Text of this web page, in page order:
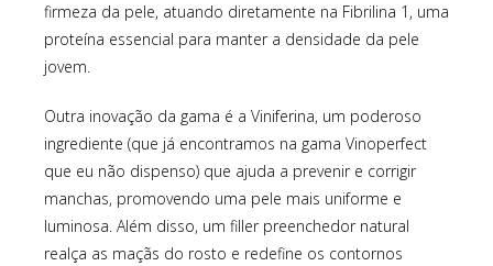
firmeza da pele, atuando diretamente na Fibrilina 1, uma
proteína essencial para manter a densidade da pele
jovem.
Outra inovação da gama é a Viniferina, um poderoso
ingrediente (que já encontramos na gama Vinoperfect
que eu não dispenso) que ajuda a prevenir e corrigir
manchas, promovendo uma pele mais uniforme e
luminosa. Além disso, um filler preenchedor natural
realça as maçãs do rosto e redefine os contornos